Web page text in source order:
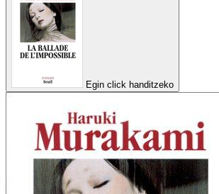
Egin click handitzeko